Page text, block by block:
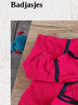
Badjasjes